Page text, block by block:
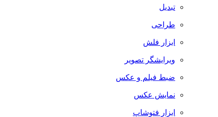
تبدیل
طراحی
ابزار فلش
ویرایشگر تصویر
ضبط فيلم و عكس
نمایش عکس
ابزار فتوشاپ